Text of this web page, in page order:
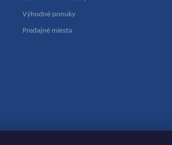
Výhodné ponuky
Predajné miesta